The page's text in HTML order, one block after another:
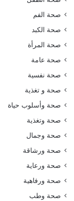
صحة الفم
صحة الكبد
صحة المرأة
صحة عامة
صحة نفسية
صحة و تغذية
صحة وأسلوب حياة
صحة وتغذية
صحة وجمال
صحة ورشاقة
صحة ورعاية
صحة ورفاهية
صحة وطب